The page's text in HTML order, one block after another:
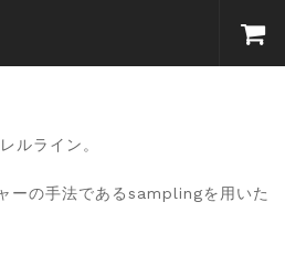
ルライン。
ーの手法であるsamplingを用いた